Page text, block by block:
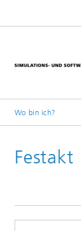
Wo bin ich?
Messen,
Festakt